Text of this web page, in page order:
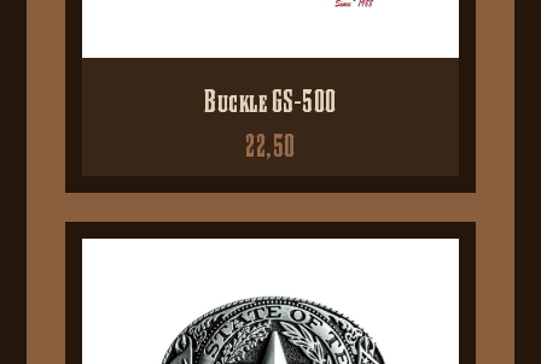
Buckle GS-500
22,50